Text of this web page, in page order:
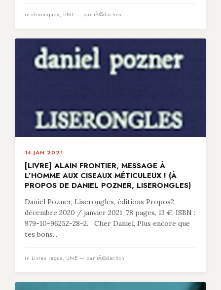
in chroniques, UNE — par rÃ©daction
14 JAN 2021
[LIVRE] ALAIN FRONTIER, MESSAGE À
L’HOMME AUX CISEAUX MÉTICULEUX ! (À
PROPOS DE DANIEL POZNER, LISERONGLES)
Daniel Pozner, Liserongles, éditions Propos2,
décembre 2020 / janvier 2021, 78 pages, 13 €, ISBN :
979-10-96252-28-2. Cher Daniel, Plus encore que
tes bons...
in Livres reçus, UNE — par rÃ©daction